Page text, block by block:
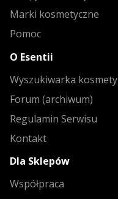
Marki kosmetyczne
Pomoc
O Esentii
Wyszukiwarka
Forum (archiwum)
Regulamin Serwisu
Kontakt
Dla Sklepów
Współpraca